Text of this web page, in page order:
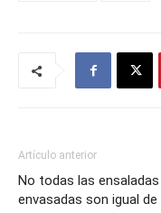
Artículo anterior
No todas las ensaladas
envasadas son igual de